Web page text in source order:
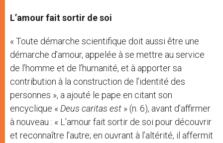
L’amour fait sortir de soi
« Toute démarche scientifique doit aussi être une
démarche d’amour, appelée à se mettre au service
de l’homme et de l’humanité, et à apporter sa
contribution à la construction de l’identité des
personnes », a ajouté le pape en citant son
encyclique « Deus caritas est » (n. 6), avant d’affirmer
à nouveau : « L’amour fait sortir de soi pour découvrir
et reconnaître l’autre; en ouvrant à l’altérité, il affermit